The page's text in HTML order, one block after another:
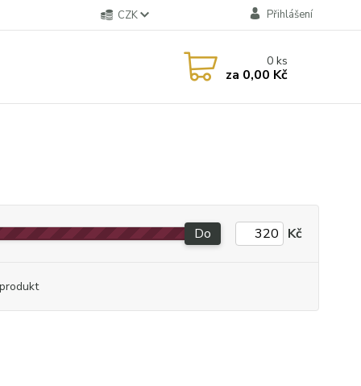
CZK Přihlášení
0ks
za 0,00 Kč
Do Kč